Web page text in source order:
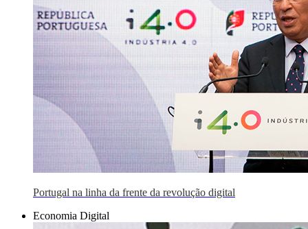
Portugal na linha da frente da revolução digital
Economia Digital